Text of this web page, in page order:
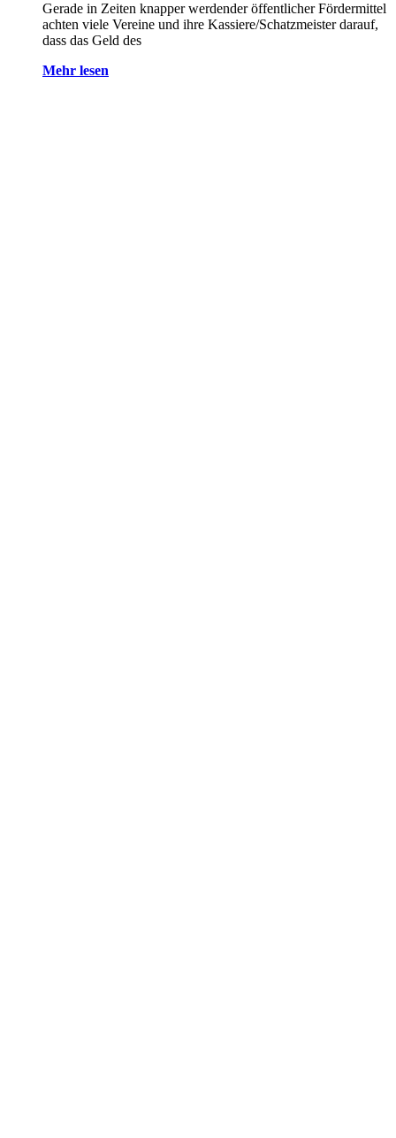
Gerade in Zeiten knapper werdender öffentlicher Fördermittel
achten viele Vereine und ihre Kassiere/Schatzmeister darauf,
dass das Geld des
Mehr lesen